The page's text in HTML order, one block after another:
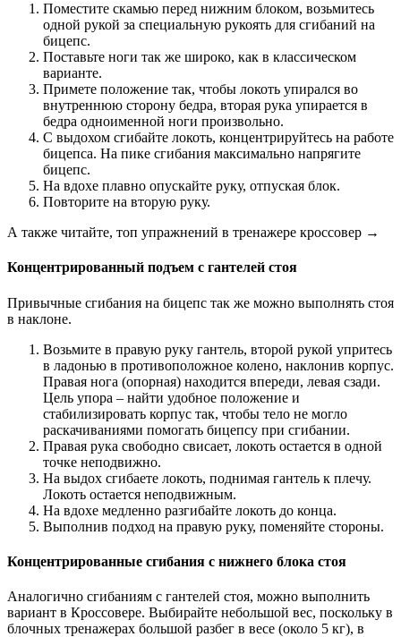
Поместите скамью перед нижним блоком, возьмитесь
одной рукой за специальную рукоять для сгибаний на
бицепс.
Поставьте ноги так же широко, как в классическом
варианте.
Примете положение так, чтобы локоть упирался во
внутреннюю сторону бедра, вторая рука упирается в
бедра одноименной ноги произвольно.
С выдохом сгибайте локоть, концентрируйтесь на работе
бицепса. На пике сгибания максимально напрягите
бицепс.
На вдохе плавно опускайте руку, отпуская блок.
Повторите на вторую руку.
А также читайте, топ упражнений в тренажере кроссовер →
Концентрированный подъем с гантелей стоя
Привычные сгибания на бицепс так же можно выполнять стоя
в наклоне.
Возьмите в правую руку гантель, второй рукой упритесь
в ладонью в противоположное колено, наклонив корпус.
Правая нога (опорная) находится впереди, левая сзади.
Цель упора – найти удобное положение и
стабилизировать корпус так, чтобы тело не могло
раскачиваниями помогать бицепсу при сгибании.
Правая рука свободно свисает, локоть остается в одной
точке неподвижно.
На выдох сгибаете локоть, поднимая гантель к плечу.
Локоть остается неподвижным.
На вдохе медленно разгибайте локоть до конца.
Выполнив подход на правую руку, поменяйте стороны.
Концентрированные сгибания с нижнего блока стоя
Аналогично сгибаниям с гантелей стоя, можно выполнить
вариант в Кроссовере. Выбирайте небольшой вес, поскольку в
блочных тренажерах большой разбег в весе (около 5 кг), в